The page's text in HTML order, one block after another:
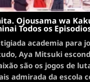
Ojousama wa
Todos os
academia para
Aya Mitsuki
são os jogos de
admirada da escola